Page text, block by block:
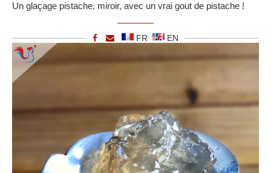
Un glaçage pistache, miroir, avec un vrai gout de pistache !
FR EN